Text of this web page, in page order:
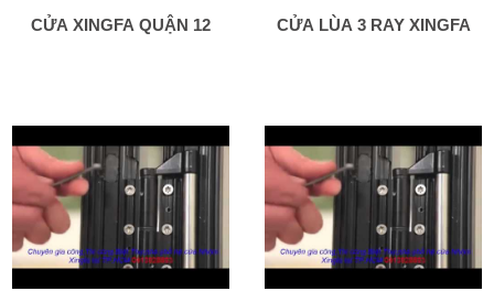
CỬA XINGFA QUẬN 12 CỬA LÙA 3 RAY XINGFA